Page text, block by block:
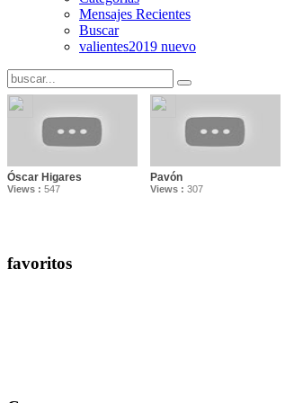
Mensajes Recientes
Buscar
valientes2019 nuevo
Óscar Higares
Views : 547
Pavón
Views : 307
favoritos